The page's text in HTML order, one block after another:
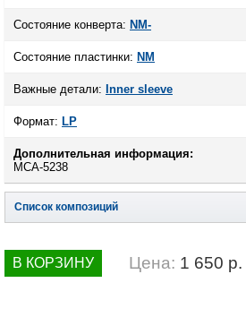
Состояние конверта: NM-
Состояние пластинки: NM
Важные детали: Inner sleeve
Формат: LP
Дополнительная информация:
MCA-5238
Список композиций
В КОРЗИНУ Цена: 1 650 р.